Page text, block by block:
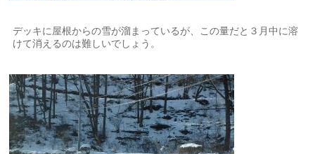
デッキに屋根からの雪が溜まっているが、この量だと３月中に溶
けて消えるのは難しいでしょう。